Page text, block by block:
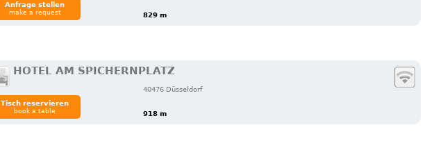
829 m
Anfrage stellen
make a request
HOTEL AM SPICHERNPLATZ
40476 Düsseldorf
918 m
Tisch reservieren
book a table